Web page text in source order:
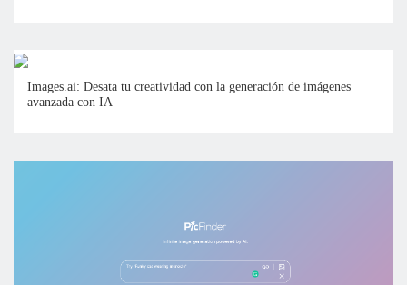
Images.ai: Desata tu creatividad con la generación de imágenes
avanzada con IA